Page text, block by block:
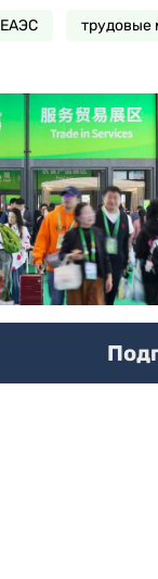
ЕАЭС трудовые